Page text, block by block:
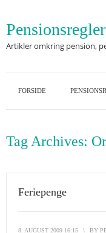
Artikler omkring pension,
FORSIDE
Tag Archives:
Feriepenge
8. AUGUST 2009 16:15 \ BY